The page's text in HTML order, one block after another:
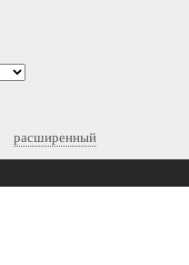
расширенный